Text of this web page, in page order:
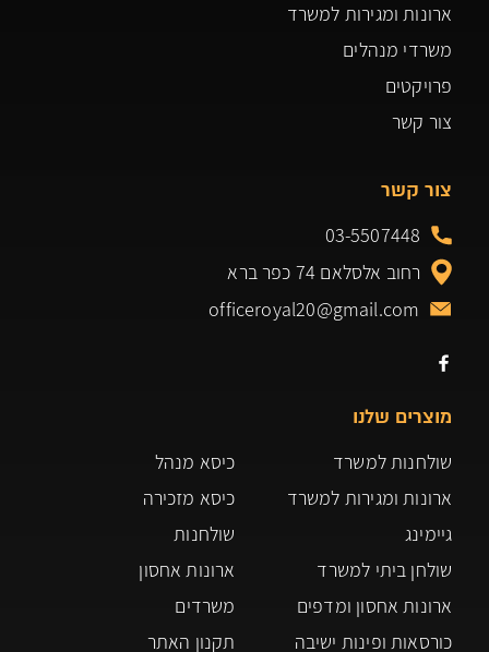
ארונות ומגירות למשרד
משרדי מנהלים
פרויקטים
צור קשר
מוצרים שלנו
שולחנות למשרד
ארונות ומגירות למשרד
גיימינג
שולחן ביתי למשרד
ארונות אחסון ומדפים
כורסאות ופינות ישיבה
כיסא מנהל
כיסא מזכירה
שולחנות
ארונות אחסון
משרדים
תקנון האתר
צור קשר
03-5507448
רחוב אלסלאם 74 כפר ברא
officeroyal20@gmail.com